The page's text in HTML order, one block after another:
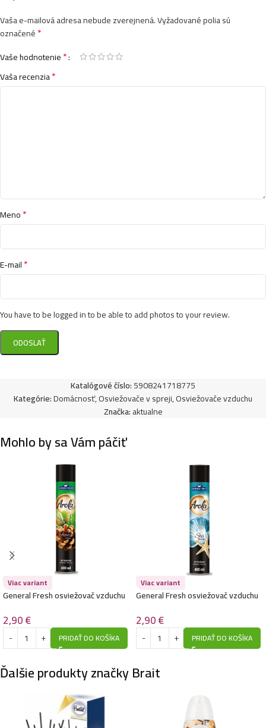
Brait osviežovač vzduchu sprej 300ml- Ocean
2,19€
Zanzibar Vibes
2,97€
Brait suchý osviežovač vzduchu sprej 300ml- Choco
Relaxing
2,97€
Brait suchý osviežovač vzduchu sprej 300ml- Moon
Garden
Brait suchý osviežovač vzduchu sprej 300ml- Pink
Party
Alaska
Vaša e-mailová adresa nebude zverejnená.Vyžadované polia sú
označené*
Vaše hodnotenie*
Vaša recenzia*
Meno*
E-mail*
You have to be logged in to be able to add photos to your review.
Katalógové číslo:5908241718775
Kategórie:Domácnosť,Osviežovače v spreji,Osviežovače vzduchu
Značka:aktualne
Mohlo by sa Vám páčiť
Viac variant
General Fresh osviežovač vzduchu
2,90€
PRIDAŤ DO KOŠÍKA
Viac variant
General Fresh osviežovač vzduchu
2,90€
PRIDAŤ DO KOŠÍKA
Ďalšie produkty značky Brait